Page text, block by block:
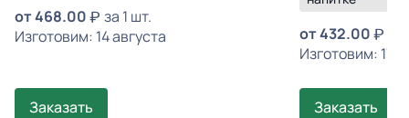
от468.00
за 1 шт.
Изготовим: 14 августа
Заказать
от432.00
Изготовим: 17
Заказать